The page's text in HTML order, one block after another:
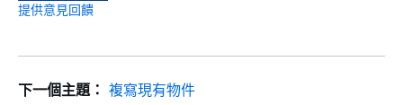
提供意見回饋
下一個主題： 複寫現有物件